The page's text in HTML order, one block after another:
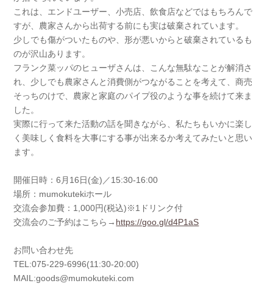
これは、エンドユーザー、小売店、飲食店などではもちろんで
すが、農家さんから出荷する前にも実は破棄されています。
少しでも傷がついたものや、形が悪いからと破棄されているも
のが沢山あります。
フランク菜ッパのヒューザさんは、こんな無駄なことが解消さ
れ、少しでも農家さんと消費側がつながることを考えて、商売
そっちのけで、農家と家庭のパイプ役のような事を続けて来ま
した。
実際に行って来た活動の話を聞きながら、私たちもいかに楽し
く美味しく食料を大事にする事が出来るか考えてみたいと思い
ます。
開催日時：6月16日(金)／15:30-16:00
場所：mumokutekiホール
交流会参加費：1,000円(税込)※1ドリンク付
交流会のご予約はこちら→ https://goo.gl/d4P1aS
お問い合わせ先
TEL:075-229-6996(11:30-20:00)
MAIL:goods@mumokuteki.com